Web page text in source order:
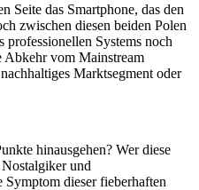
Seite das Smartphone, das den
zwischen diesen beiden Polen
Systems noch
Abkehr vom Mainstream
Marktsegment oder
hinausgehen? Wer diese
und
dieser fieberhaften